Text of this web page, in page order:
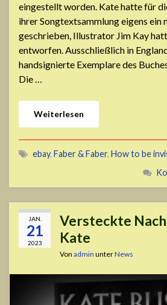
eingestellt worden. Kate hatte für
ihrer Songtextsammlung eigens ein
geschrieben, Illustrator Jim Kay
entworfen. Ausschließlich in
handsignierte Exemplare des
Die …
Weiterlesen
ebay, Faber & Faber, How to be
JAN.
21
2023
Versteckte
Kate
Von admin unterNews